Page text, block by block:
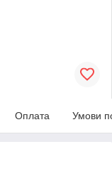
Оплата Умови